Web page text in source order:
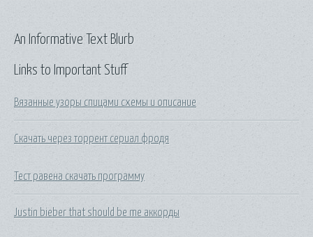
Links to Important Stuff
Вязанные узоры спицами схемы и описание
Скачать через торрент сериал фродя
Тест равена скачать программу
Justin bieber that should be me аккорды
An Informative Text Blurb